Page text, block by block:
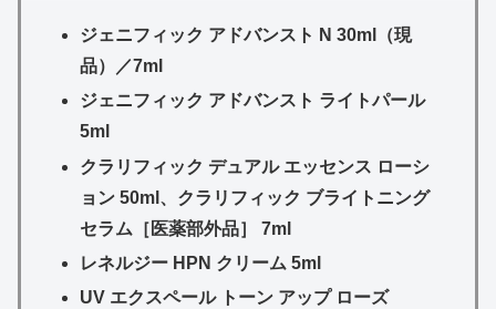
ジェニフィック アドバンスト N 30ml（現
品）／7ml
ジェニフィック アドバンスト ライトパール
5ml
クラリフィック デュアル エッセンス ローシ
ョン 50ml、クラリフィック ブライトニング
セラム［医薬部外品］ 7ml
レネルジー HPN クリーム 5ml
UV エクスペール トーン アップ ローズ